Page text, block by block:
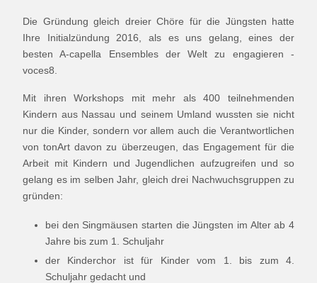
Die Gründung gleich dreier Chöre für die Jüngsten hatte
Ihre Initialzündung 2016, als es uns gelang, eines der
besten A-capella Ensembles der Welt zu engagieren -
voces8.
Mit ihren Workshops mit mehr als 400 teilnehmenden
Kindern aus Nassau und seinem Umland wussten sie nicht
nur die Kinder, sondern vor allem auch die Verantwortlichen
von tonArt davon zu überzeugen, das Engagement für die
Arbeit mit Kindern und Jugendlichen aufzugreifen und so
gelang es im selben Jahr, gleich drei Nachwuchsgruppen zu
gründen:
bei den Singmäusen starten die Jüngsten im Alter ab 4
Jahre bis zum 1. Schuljahr
der Kinderchor ist für Kinder vom 1. bis zum 4.
Schuljahr gedacht und